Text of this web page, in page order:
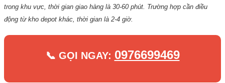
trong khu vực, thời gian giao hàng là 30-60 phút. Trường hợp cần điều
động từ kho depot khác, thời gian là 2-4 giờ.
📞 GỌI NGAY: 0976699469